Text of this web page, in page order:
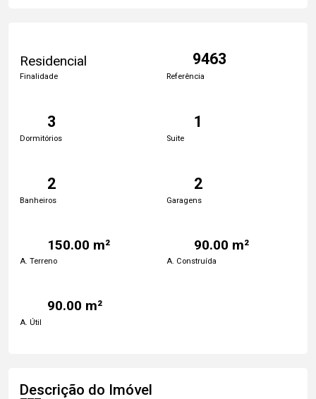
Residencial
Finalidade
9463
Referência
3
Dormitórios
1
Suite
2
Banheiros
2
Garagens
150.00 m²
A. Terreno
90.00 m²
A. Construída
90.00 m²
A. Útil
Descrição do Imóvel